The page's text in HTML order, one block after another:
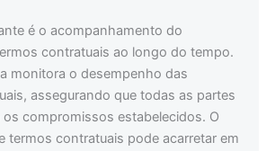
é o acompanhamento do
contratuais ao longo do tempo.
monitora o desempenho das
assegurando que todas as partes
compromissos estabelecidos. O
termos contratuais pode acarretar em